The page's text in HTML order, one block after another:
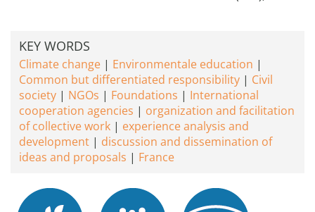
KEY WORDS
Climate change
Environmentale education
Common but differentiated responsibility
Civil
society
NGOs Foundations
International
cooperation agencies
organization and facilitation
of collective work
experience analysis and
development
discussion and dissemination of
ideas and proposals
France